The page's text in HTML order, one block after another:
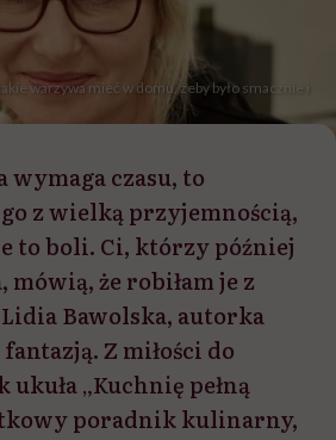
warzywa mieć w domu, żeby było smacznie i
wymaga czasu, to
z wielką przyjemnością,
to boli. Ci, którzy później
mówią, że robiłam je z
Bawolska, autorka
Z miłości do
„Kuchnię pełną
poradnik kulinarny,